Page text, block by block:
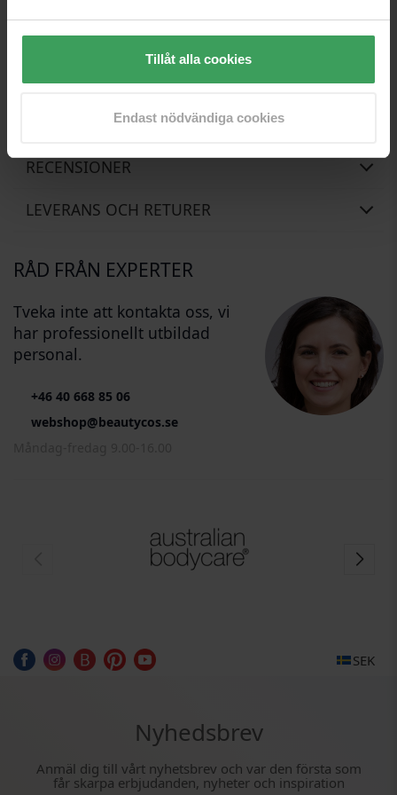
Tillåt alla cookies
Endast nödvändiga cookies
BONUSTIPS: Applicera igen läppbalsamet för en mer intensiv färg.
Våra copywriters är väldigt upptagna för tillfället. De har
RECENSIONER
LEVERANS OCH RETURER
RÅD FRÅN EXPERTER
Tveka inte att kontakta oss, vi
har professionellt utbildad
personal.
+46 40 668 85 06
webshop@beautycos.se
SEK
Nyhedsbrev
Anmäl dig till vårt nyhetsbrev och var den första som
får skarpa erbjudanden, nyheter och inspiration